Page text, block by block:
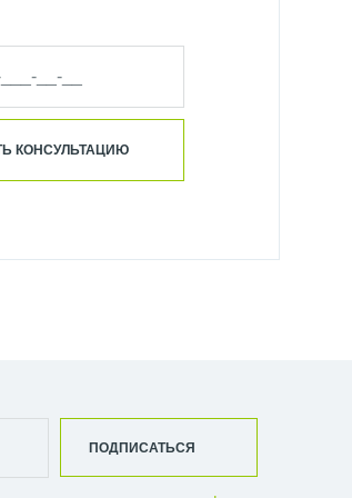
СУНЕРЖА
КОНСУЛЬТАЦИЮ
ПОДПИСАТЬСЯ